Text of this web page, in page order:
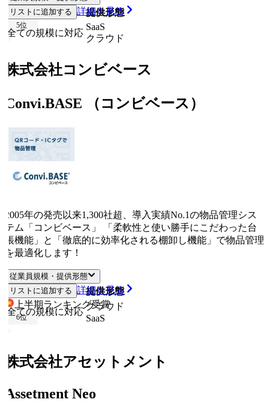
従業員規模
提供形態
ての規模に対応
SaaS
クラウド
リストに追加する 詳細を見る
位
式会社コンビベース
（コンビベース）
年の発売以来1,300社超、導入実績No.1の物品管理シス
ム「コンビベース」 「柔軟性と使い勝手にこだわった台
機能」と「徹底的に効率化される棚卸し機能」で物品管理
最適化します！
従業員規模・提供形態
従業員規模
提供形態
ての規模に対応
クラウド
SaaS
リストに追加する 詳細を見る
上半期ランキング受賞
6位
式会社アセットメント
Neo